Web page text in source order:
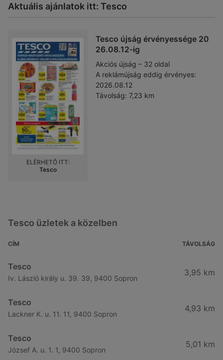
Aktuális ajánlatok itt: Tesco
Tesco újság érvényessége 20
26.08.12-ig
Akciós újság – 32 oldal
A reklámújság eddig érvényes:
2026.08.12
Távolság: 7,23 km
ELÉRHETŐ ITT:
Tesco
Tesco üzletek a közelben
CÍM TÁVOLSÁG
Tesco
Iv. László király u. 39. 39, 9400 Sopron
3,95 km
Tesco
Lackner K. u. 11. 11, 9400 Sopron
4,93 km
Tesco
József A. u. 1. 1, 9400 Sopron
5,01 km